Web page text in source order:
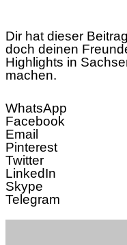
Dir hat dieser
doch deinen
Highlights in
machen.
WhatsApp
Facebook
Email
Pinterest
Twitter
LinkedIn
Skype
Telegram